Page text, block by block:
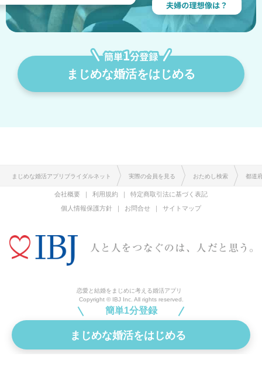
まじめな婚活をはじめる
簡単1分登録
まじめな婚活をはじめる
まじめな婚活アプリブライダルネット 実際の会員を見る おためし検索 都道
会社概要 利用規約
特定商取引法に基づく表記
個人情報保護方針
お問合せ サイトマップ
恋愛と結婚をまじめに考える婚活アプリ
Copyright © IBJ Inc. All rights reserved.